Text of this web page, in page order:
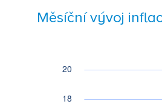
Měsíční vývoj